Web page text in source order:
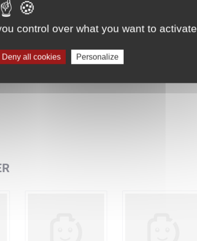
control over what you want to activate
Deny all cookies Personalize